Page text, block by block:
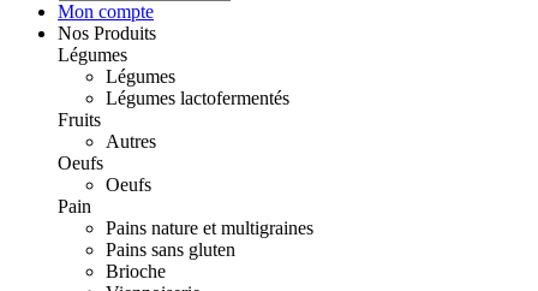
Mon compte
Nos Produits
Légumes
Légumes
Légumes lactofermentés
Fruits
Autres
Oeufs
Oeufs
Pain
Pains nature et multigraines
Pains sans gluten
Brioche